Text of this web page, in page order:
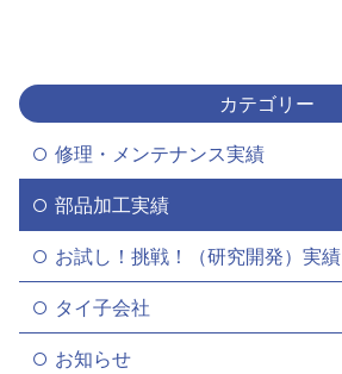
カテゴリー
修理・メンテナンス実績
部品加工実績
お試し！挑戦！（研究開発）実績
タイ子会社
お知らせ